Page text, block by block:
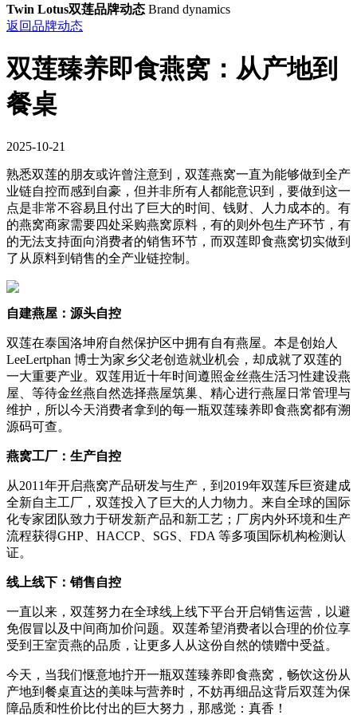
Twin Lotus双莲品牌动态 Brand dynamics
返回品牌动态
双莲臻养即食燕窝：从产地到
餐桌
2025-10-21
熟悉双莲的朋友或许曾注意到，双莲燕窝一直为能够做到全产
业链自控而感到自豪，但并非所有人都能意识到，要做到这一
点是非常不容易且付出了巨大的时间、钱财、人力成本的。有
的燕窝商家需要四处采购燕窝原料，有的则外包生产环节，有
的无法支持面向消费者的销售环节，而双莲即食燕窝切实做到
了从原料到销售的全产业链控制。
自建燕屋：源头自控
双莲在泰国洛坤府自然保护区中拥有自有燕屋。本是创始人
LeeLertphan 博士为家乡父老创造就业机会，却成就了双莲的
一大重要产业。双莲用近十年时间遵照金丝燕生活习性建设燕
屋、等待金丝燕自然选择燕屋筑巢、精心进行燕屋日常管理与
维护，所以今天消费者拿到的每一瓶双莲臻养即食燕窝都有溯
源码可查。
燕窝工厂：生产自控
从2011年开启燕窝产品研发与生产，到2019年双莲斥巨资建成
全新自主工厂，双莲投入了巨大的人力物力。来自全球的国际
化专家团队致力于研发新产品和新工艺；厂房内外环境和生产
流程获得GHP、HACCP、SGS、FDA 等多项国际机构检测认
证。
线上线下：销售自控
一直以来，双莲努力在全球线上线下平台开启销售运营，以避
免假冒以及中间商加价问题。双莲希望消费者以合理的价位享
受到王室贡燕的品质，让更多人从这份自然的馈赠中受益。
今天，当我们惬意地拧开一瓶双莲臻养即食燕窝，畅饮这份从
产地到餐桌直达的美味与营养时，不妨再细品这背后双莲为保
障品质和性价比付出的巨大努力，那感觉：真香！